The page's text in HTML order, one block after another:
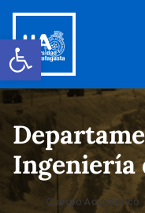
Abrir barra de
Ingeniería
Cuerpo Académico